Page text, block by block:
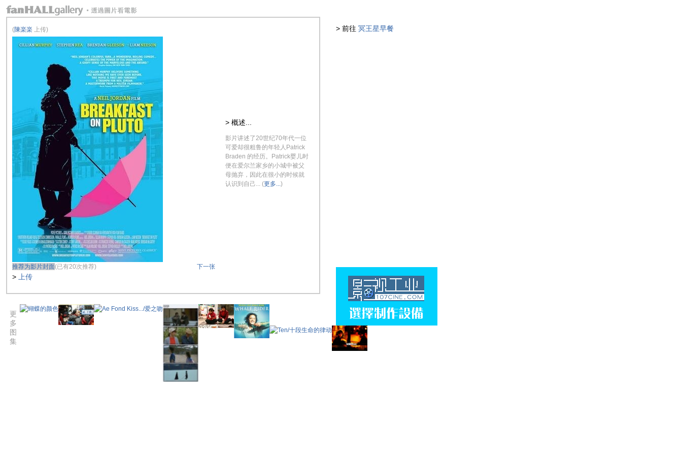
> 前往 冥王星早餐
> 概述...
影片讲述了20世纪70年代一位
可爱却很粗鲁的年轻人Patrick
Braden 的经历。Patrick婴儿时
便在爱尔兰家乡的小城中被父
母抛弃，因此在很小的时候就
认识到自己... (更多...)
(陳楽楽 上传)
推荐为影片封面(已有20次推荐) 下一张
> 上传
更
多
图
集